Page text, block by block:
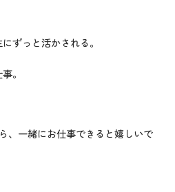
ずっと活かされる。
。
、一緒にお仕事できると嬉しいで